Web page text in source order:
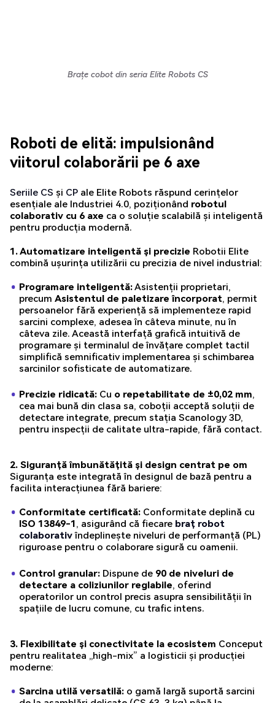
Brațe cobot din seria Elite Robots CS
Roboti de elită: impulsionând
viitorul colaborării pe 6 axe
SeriileCS și CPale Elite Robots răspund cerințelor
esențiale ale Industriei 4.0, poziționând robotul
colaborativ cu 6 axe ca o soluție scalabilă și inteligentă
pentru producția modernă.
1. Automatizare inteligentă și precizie Robotii Elite
combină ușurința utilizării cu precizia de nivel industrial:
Programare inteligentă:Asistenții proprietari,
precumAsistentul de paletizare încorporat, permit
persoanelor fără experiență să implementeze rapid
sarcini complexe, adesea în câteva minute, nu în
câteva zile. Această interfață grafică intuitivă de
programare și terminalul de învățare complet tactil
simplifică semnificativ implementarea și schimbarea
sarcinilor sofisticate de automatizare.
Precizie ridicată: Cu o repetabilitate de ±0,02 mm,
cea mai bună din clasa sa, coboții acceptă soluții de
detectare integrate, precum stația Scanology 3D,
pentru inspecții de calitate ultra-rapide, fără contact.
2. Siguranță îmbunătățită și design centrat pe om
Siguranța este integrată în designul de bază pentru a
facilita interacțiunea fără bariere:
Conformitate certificată: Conformitate deplină cu
ISO 13849-1, asigurând că fiecare braț robot
colaborativîndeplinește niveluri de performanță (PL)
riguroase pentru o colaborare sigură cu oamenii.
Control granular: Dispune de 90 de niveluri de
detectare a coliziunilor reglabile, oferind
operatorilor un control precis asupra sensibilității în
spațiile de lucru comune, cu trafic intens.
3. Flexibilitate și conectivitate la ecosistem Conceput
pentru realitatea „high-mix” a logisticii și producției
moderne:
Sarcina utilă versatilă: o gamă largă suportă sarcini